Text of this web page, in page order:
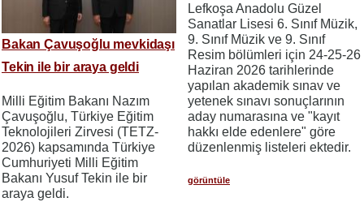
Bakan Çavuşoğlu mevkidaşı
Tekin ile bir araya geldi
Milli Eğitim Bakanı Nazım
Çavuşoğlu, Türkiye Eğitim
Teknolojileri Zirvesi (TETZ-
2026) kapsamında Türkiye
Cumhuriyeti Milli Eğitim
Bakanı Yusuf Tekin ile bir
araya geldi.
Lefkoşa Anadolu Güzel
Sanatlar Lisesi 6. Sınıf Müzik,
9. Sınıf Müzik ve 9. Sınıf
Resim bölümleri için 24-25-26
Haziran 2026 tarihlerinde
yapılan akademik sınav ve
yetenek sınavı sonuçlarının
aday numarasına ve "kayıt
hakkı elde edenlere" göre
düzenlenmiş listeleri ektedir.
görüntüle